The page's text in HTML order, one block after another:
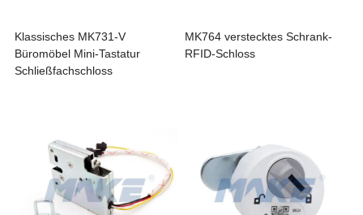
Klassisches MK731-V
Büromöbel Mini-Tastatur
Schließfachschloss
MK764 verstecktes Schrank-
RFID-Schloss